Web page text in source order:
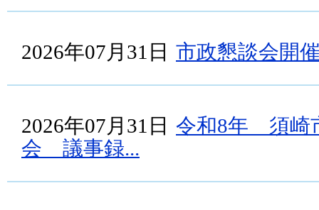
2026年07月31日 市政懇談会開
2026年07月31日 令和8年 須崎
会 議事録...